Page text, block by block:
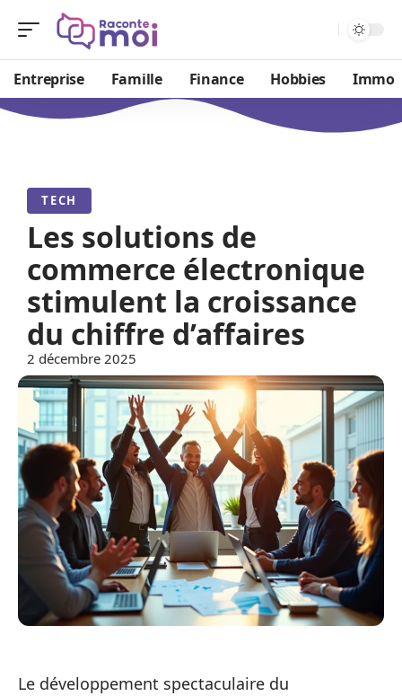
Entreprise Famille Finance Hobbies Immo
TECH
Les solutions de
commerce électronique
stimulent la croissance
du chiffre d’affaires
2 décembre 2025
Le développement spectaculaire du